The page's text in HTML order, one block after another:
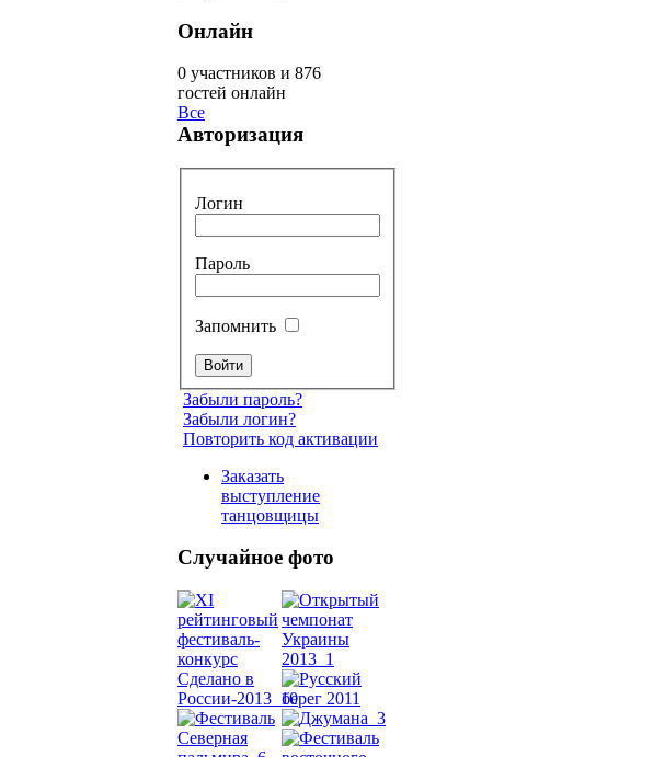
Онлайн
0 участников и 876
гостей онлайн
Все
Авторизация
Логин
Пароль
Запомнить
Забыли пароль?
Забыли логин?
Повторить код активации
Заказать
выступление
танцовщицы
Случайное фото